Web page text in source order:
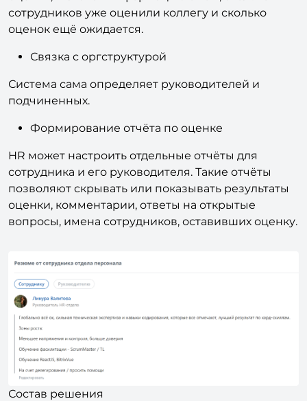
сотрудников уже оценили коллегу и сколько
оценок ещё ожидается.
Связка с оргструктурой
Система сама определяет руководителей и
подчиненных.
Формирование отчёта по оценке
HR может настроить отдельные отчёты для
сотрудника и его руководителя. Такие отчёты
позволяют скрывать или показывать результаты
оценки, комментарии, ответы на открытые
вопросы, имена сотрудников, оставивших оценку.
Состав решения